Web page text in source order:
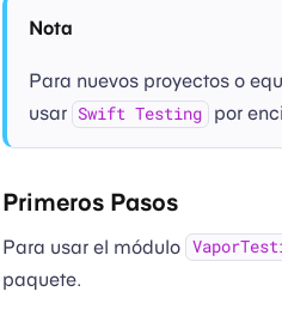
Nota
Para nuevos proyectos o
usar Swift Testing por
Primeros Pasos
Para usar el módulo
paquete.